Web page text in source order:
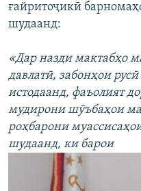
ғайритоҷикӣ
шудаанд:
«Дар назди мактабҳо
давлатӣ, забонҳои
истодаанд, фаъолият
мудирони шӯъбаҳои
роҳбарони
шудаанд, ки барои